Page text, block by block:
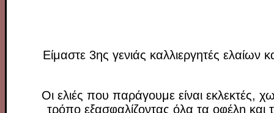
Είμαστε 3ης γενιάς καλλιεργητές ελαίων
Οι ελιές που παράγουμε είναι εκλεκτές,
τρόπο εξασφαλίζοντας όλα τα οφέλη